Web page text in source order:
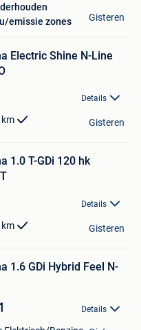
emissie zones
Gisteren
Electric Shine N-Line
Details
km Gisteren
1.0 T-GDi 120 hk
Details
km Gisteren
1.6 GDi Hybrid Feel N-
Details